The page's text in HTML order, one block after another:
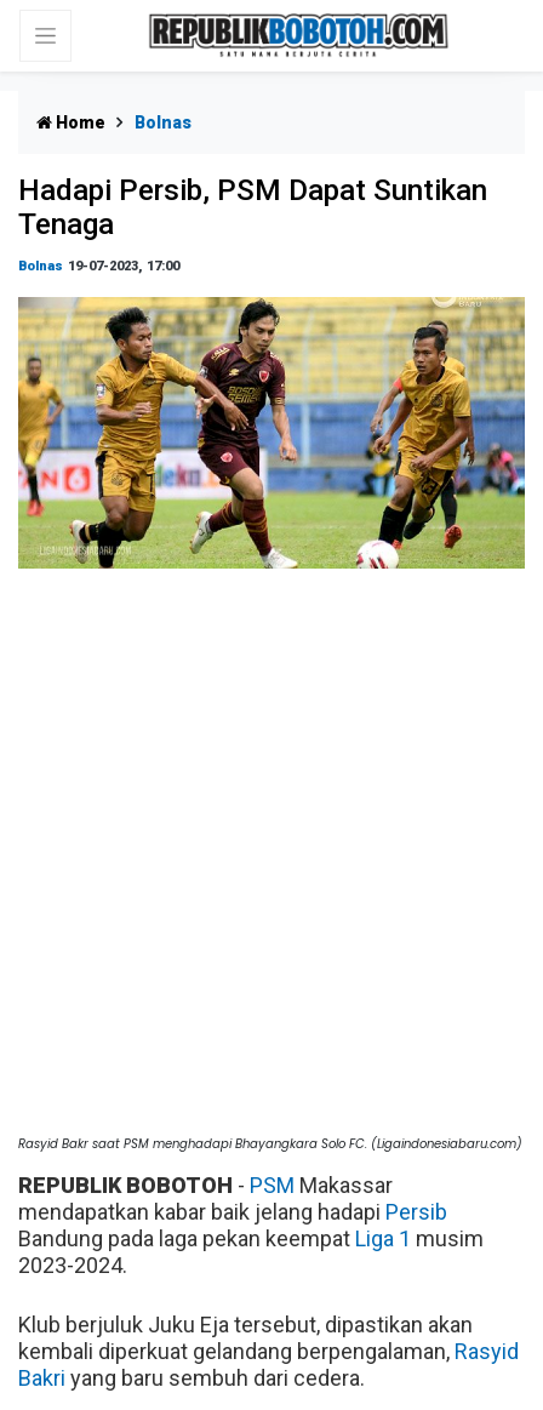
Home Bolnas
Hadapi Persib, PSM Dapat Suntikan
Tenaga
Bolnas 19-07-2023, 17:00
Rasyid Bakr saat PSM menghadapi Bhayangkara Solo FC. (Ligaindonesiabaru.com)
REPUBLIK BOBOTOH - PSM Makassar
mendapatkan kabar baik jelang hadapi Persib
Bandung pada laga pekan keempat Liga 1 musim
2023-2024.
Klub berjuluk Juku Eja tersebut, dipastikan akan
kembali diperkuat gelandang berpengalaman, Rasyid
Bakri yang baru sembuh dari cedera.